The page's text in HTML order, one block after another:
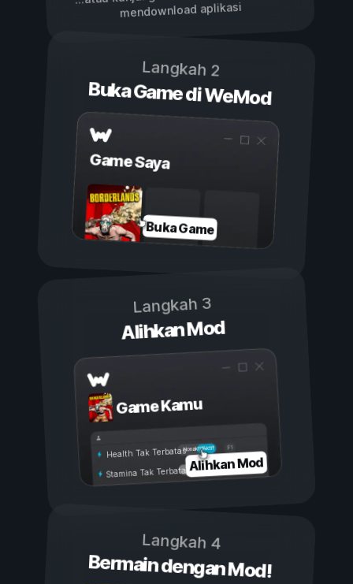
mendownload aplikasi
Langkah 2
Buka Game di WeMod
Game Saya
Buka Game
Langkah 3
Alihkan Mod
Game Kamu
Aktif
Nonaktif
Health Tak Terbatas
Stamina Tak TerbatasAlihkan Mod
Langkah 4
Bermain dengan Mod!